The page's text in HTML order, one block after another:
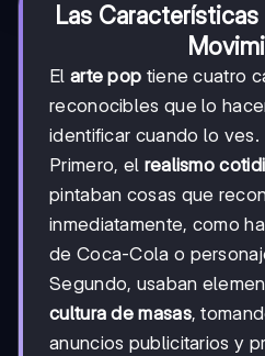
Las
El arte pop tiene cuatro
reconocibles que lo
identificar cuando lo ves.
Primero, el realismo
pintaban cosas que
inmediatamente, como
de Coca-Cola o
Segundo, usaban
cultura de masas,
anuncios publicitarios y